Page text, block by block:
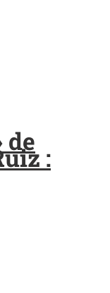
de
: